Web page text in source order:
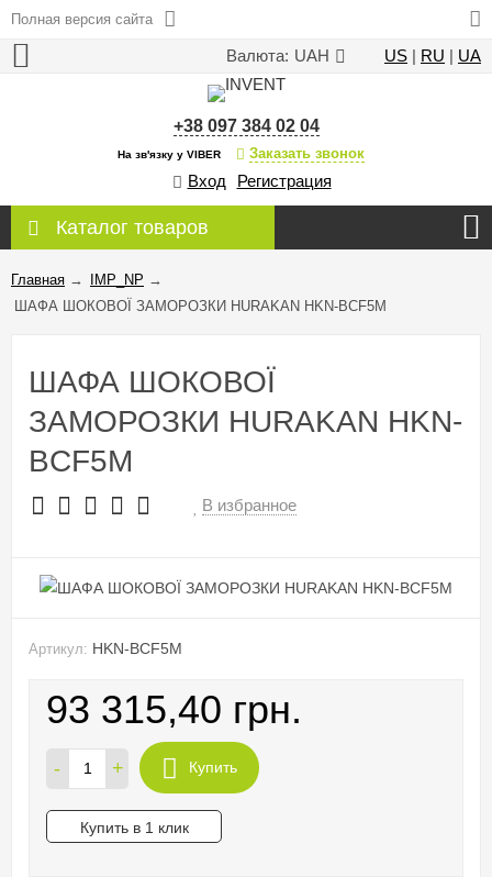
Полная версия сайта
Валюта: UAH US | RU | UA
+38 097 384 02 04
На зв'язку у VIBER Заказать звонок
Вход Регистрация
Каталог товаров
Главная → IMP_NP →
ШАФА ШОКОВОЇ ЗАМОРОЗКИ HURAKAN HKN-BCF5M
ШАФА ШОКОВОЇ
ЗАМОРОЗКИ HURAKAN HKN-
BCF5M
В избранное
Артикул: HKN-BCF5M
93 315,40 грн.
- + Купить
Купить в 1 клик